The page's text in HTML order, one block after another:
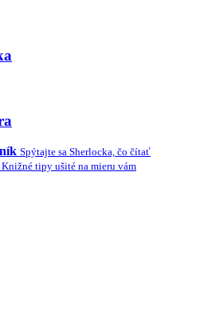
Spýtajte sa Sherlocka, čo čítať
Knižné tipy ušité na mieru vám